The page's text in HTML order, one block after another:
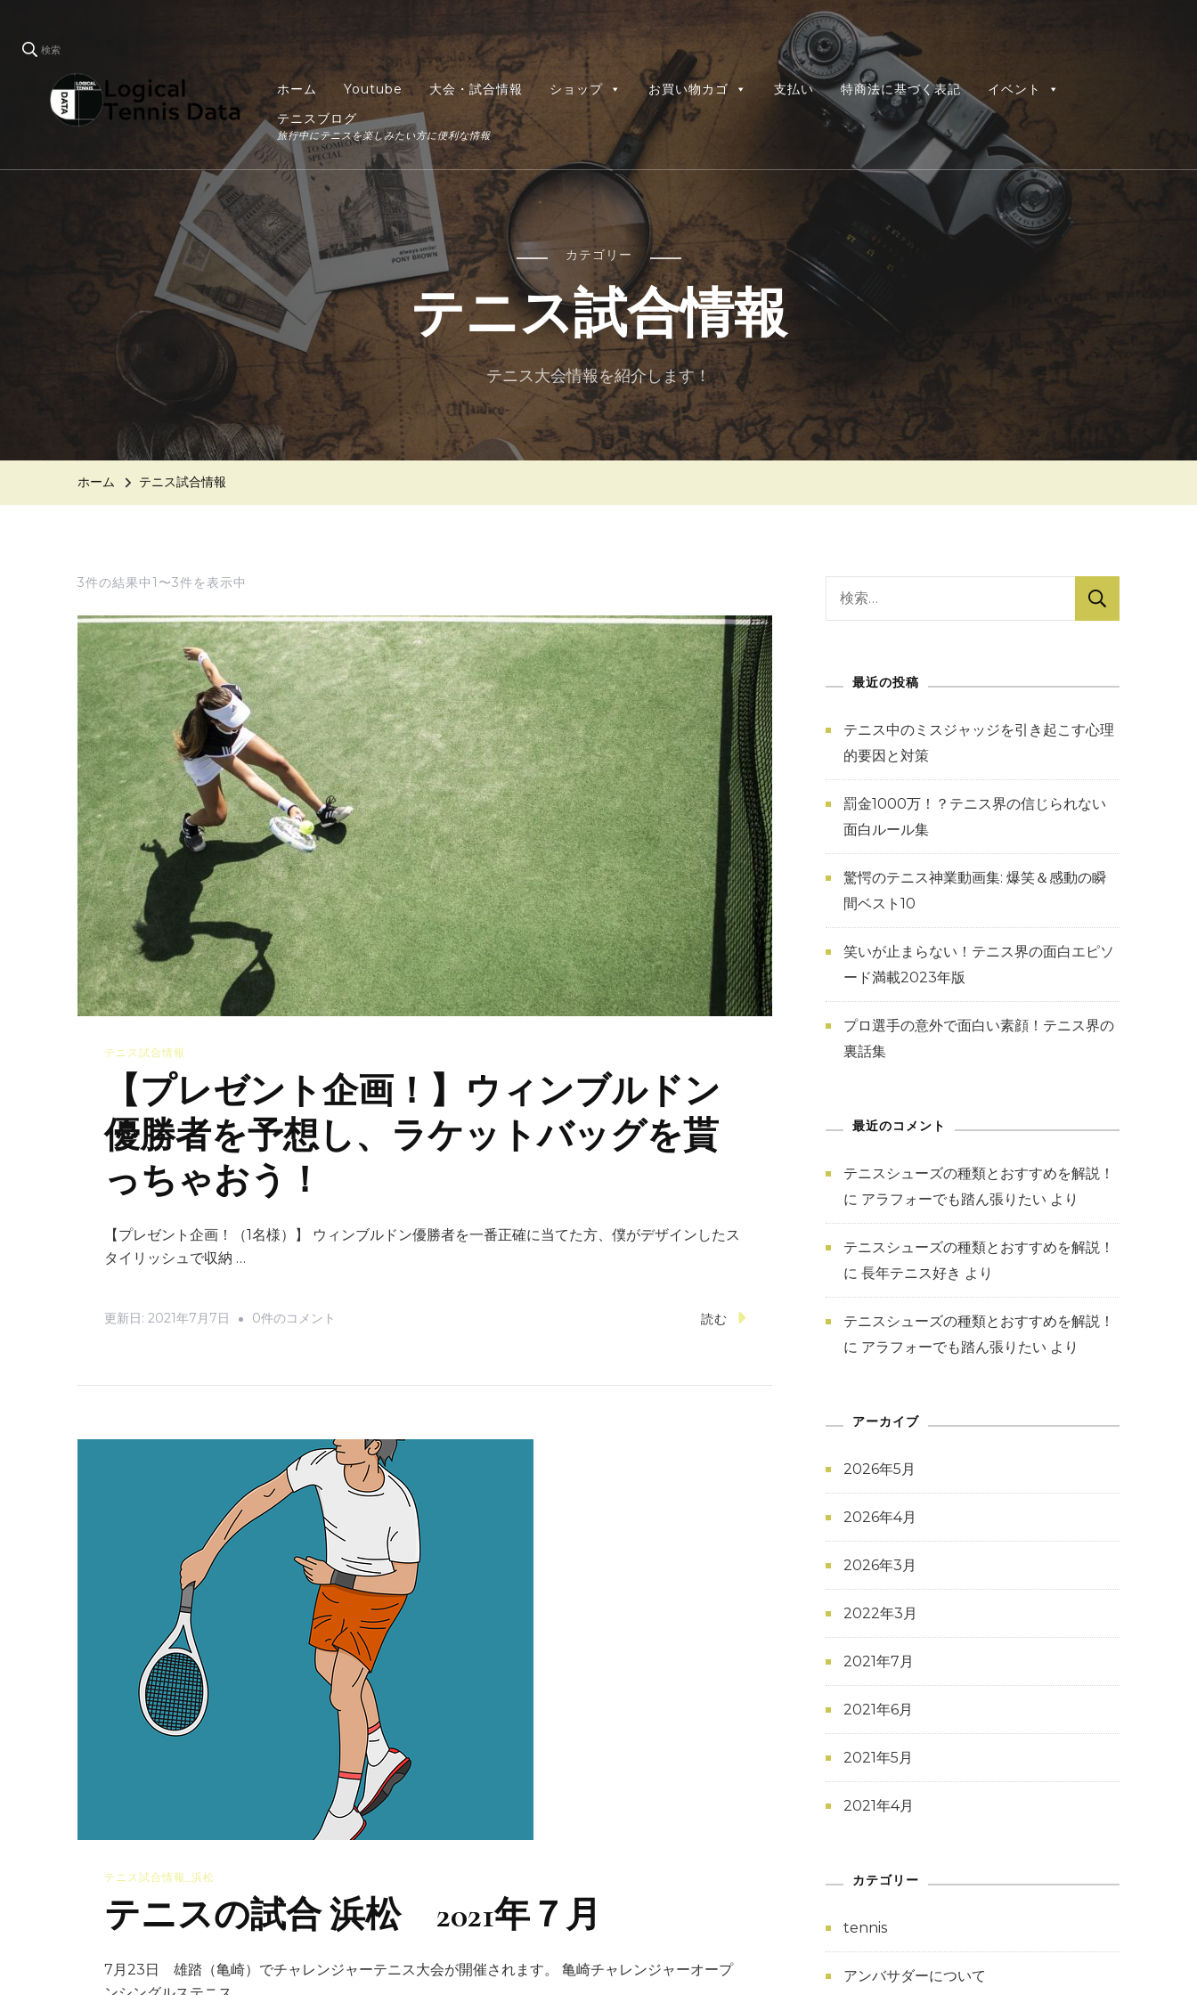
検索
ホーム Youtube 大会・試合情報 ショップ お買い物カゴ 支払い 特商法に基づく表記
イベント
テニスブログ
旅行中にテニスを楽しみたい方に便利な情報
カテゴリー
テニス試合情報
テニス大会情報を紹介します！
ホーム テニス試合情報
3件の結果中1〜3件を表示中
テニス試合情報
【プレゼント企画！】ウィンブルドン
優勝者を予想し、ラケットバッグを貰
っちゃおう！
【プレゼント企画！（1名様）】 ウィンブルドン優勝者を一番正確に当てた方、僕がデザインしたス
タイリッシュで収納 …
更新日: 2021年7月7日
【プ
画！】
ウ
ィ
ッ
バ
0件のコメント 読む
テニス試合情報_浜松
テニスの試合 浜松 2021年７月
7月23日 雄踏（亀崎）でチャレンジャーテニス大会が開催されます。 亀崎チャレンジャーオープ
最近の投稿
テニス中のミスジャッジを引き起こす心理
的要因と対策
罰金1000万！？テニス界の信じられない
面白ルール集
驚愕のテニス神業動画集: 爆笑＆感動の瞬
間ベスト10
笑いが止まらない！テニス界の面白エピソ
ード満載2023年版
プロ選手の意外で面白い素顔！テニス界の
裏話集
最近のコメント
テニスシューズの種類とおすすめを解説！
に アラフォーでも踏ん張りたい より
テニスシューズの種類とおすすめを解説！
に 長年テニス好き より
テニスシューズの種類とおすすめを解説！
に アラフォーでも踏ん張りたい より
アーカイブ
2026年5月
2026年4月
2026年3月
2022年3月
2021年7月
2021年6月
2021年5月
2021年4月
カテゴリー
tennis
アンバサダーについて